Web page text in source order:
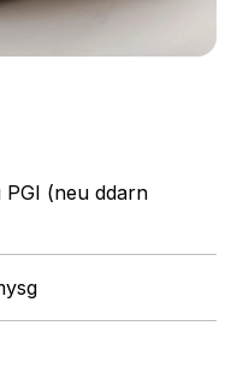
PGI (neu ddarn